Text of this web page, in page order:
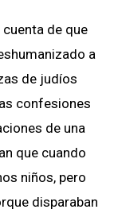
de que
a
de judíos
confesiones
de una
que cuando
niños, pero
disparaban